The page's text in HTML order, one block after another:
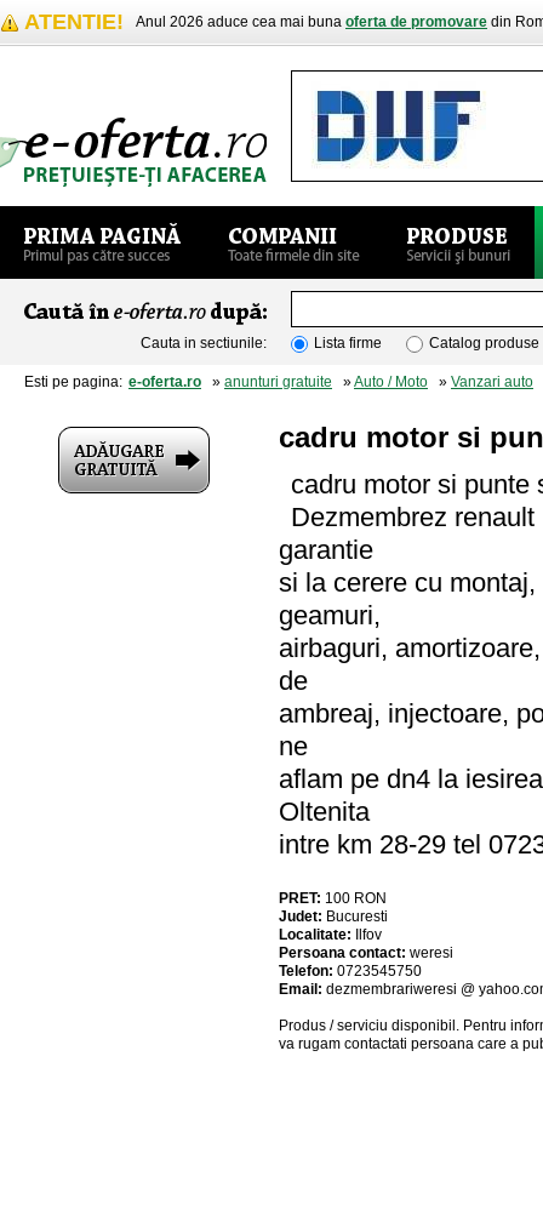
ATENTIE! Anul 2026 aduce cea mai buna oferta de promovare din
Cauta in sectiunile: Lista firme Catalog produse
Esti pe pagina: e-oferta.ro » anunturi gratuite »Auto / Moto » Vanzari auto
cadru motor si
cadru motor si punte
Dezmembrez
garantie
si la cerere cu
geamuri,
airbaguri,
de
ambreaj, injectoare,
ne
aflam pe dn4 la
Oltenita
intre km 28-29 tel
PRET: 100 RON
Judet: Bucuresti
Localitate:
Ilfov
Persoana contact: weresi
Telefon: 0723545750
Email: dezmembrariweresi @
Produs / serviciu disponibil . Pentru
va rugam contactati persoana care a